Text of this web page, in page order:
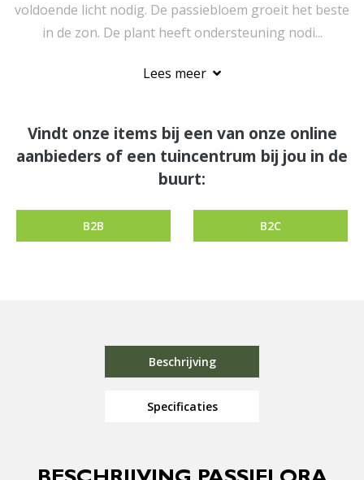
voldoende licht nodig. De passiebloem groeit het beste
in de zon. De plant heeft ondersteuning nodi...
Lees meer
Vindt onze items bij een van onze online
aanbieders of een tuincentrum bij jou in de
buurt:
B2B B2C
Beschrijving
Specificaties